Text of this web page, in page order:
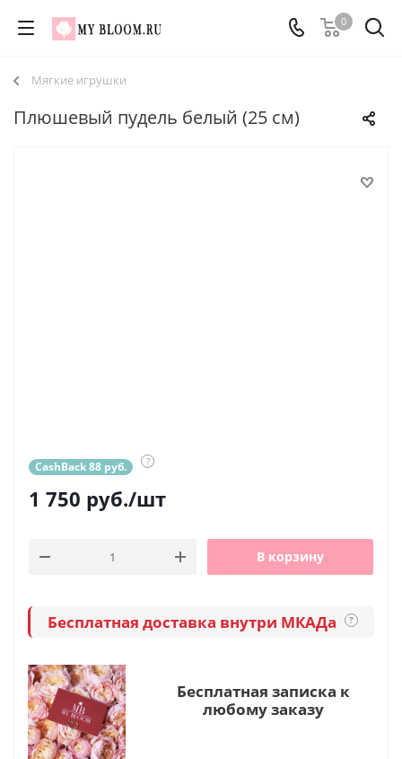
0
Мягкие игрушки
Плюшевый пудель белый (25 см)
CashBack 88 руб. ?
1 750 руб./шт
В корзину
Бесплатная доставка внутри МКАДа ?
Бесплатная записка к
любому заказу